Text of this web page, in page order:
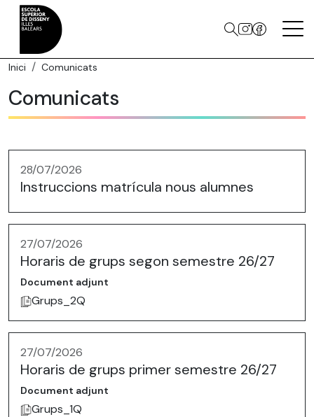
Inici Comunicats
Comunicats
28/07/2026
Instruccions matrícula nous alumnes
27/07/2026
Horaris de grups segon semestre 26/27
Document adjunt
Grups_2Q
27/07/2026
Horaris de grups primer semestre 26/27
Document adjunt
Grups_1Q